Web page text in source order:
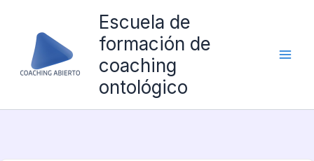
contenido
Escuela de
formación de
coaching
ontológico